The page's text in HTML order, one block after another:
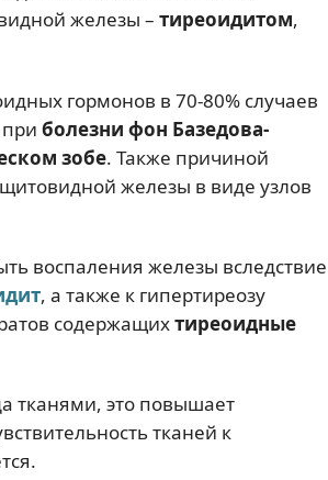
железы – тиреоидитом,
гормонов в 70-80% случаев
болезни фон Базедова-
зобе. Также причиной
железы в виде узлов
воспаления железы вследствие
, а также к гипертиреозу
содержащихтиреоидные
тканями, это повышает
тканей к